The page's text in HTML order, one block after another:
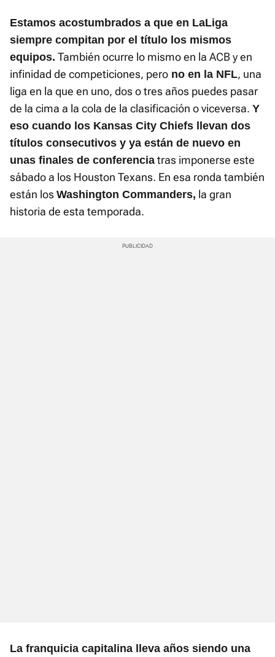
Estamos acostumbrados a que en LaLiga
siempre compitan por el título los mismos
equipos. También ocurre lo mismo en la ACB y en
infinidad de competiciones, pero no en la NFL, una
liga en la que en uno, dos o tres años puedes pasar
de la cima a la cola de la clasificación o viceversa. Y
eso cuando los Kansas City Chiefs llevan dos
títulos consecutivos y ya están de nuevo en
unas finales de conferencia tras imponerse este
sábado a los Houston Texans. En esa ronda también
están los Washington Commanders, la gran
historia de esta temporada.
La franquicia capitalina lleva años siendo una